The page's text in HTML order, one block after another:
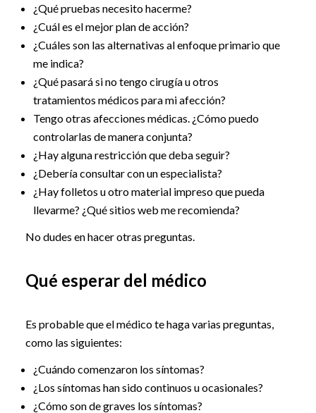
¿Qué pruebas necesito hacerme?
¿Cuál es el mejor plan de acción?
¿Cuáles son las alternativas al enfoque primario que
me indica?
¿Qué pasará si no tengo cirugía u otros
tratamientos médicos para mi afección?
Tengo otras afecciones médicas. ¿Cómo puedo
controlarlas de manera conjunta?
¿Hay alguna restricción que deba seguir?
¿Debería consultar con un especialista?
¿Hay folletos u otro material impreso que pueda
llevarme? ¿Qué sitios web me recomienda?
No dudes en hacer otras preguntas.
Qué esperar del médico
Es probable que el médico te haga varias preguntas,
como las siguientes:
¿Cuándo comenzaron los síntomas?
¿Los síntomas han sido continuos u ocasionales?
¿Cómo son de graves los síntomas?